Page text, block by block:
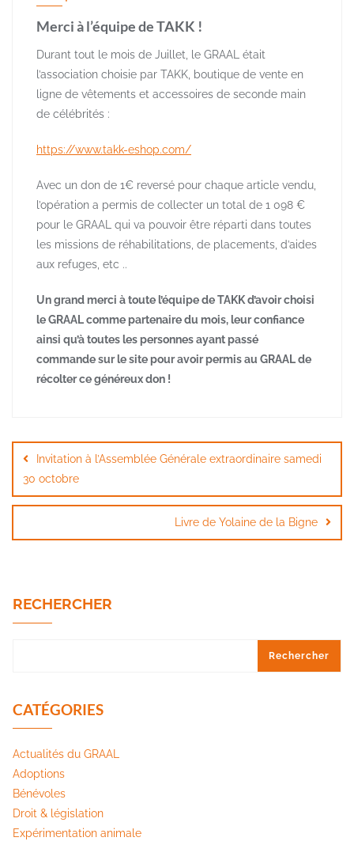
Merci à l’équipe de TAKK !
Durant tout le mois de Juillet, le GRAAL était
l’association choisie par TAKK, boutique de vente en
ligne de vêtements et accessoires de seconde main
de célébrités :
https://www.takk-eshop.com/
Avec un don de 1€ reversé pour chaque article vendu,
l’opération a permis de collecter un total de 1 098 €
pour le GRAAL qui va pouvoir être réparti dans toutes
les missions de réhabilitations, de placements, d’aides
aux refuges, etc ..
Un grand merci à toute l’équipe de TAKK d’avoir choisi
le GRAAL comme partenaire du mois, leur confiance
ainsi qu’à toutes les personnes ayant passé
commande sur le site pour avoir permis au GRAAL de
récolter ce généreux don !
de
l’article
Invitation à l’Assemblée Générale extraordinaire samedi
30 octobre
Livre de Yolaine de la Bigne
RECHERCHER
Rechercher
CATÉGORIES
Actualités du GRAAL
Adoptions
Bénévoles
Droit & législation
Expérimentation animale